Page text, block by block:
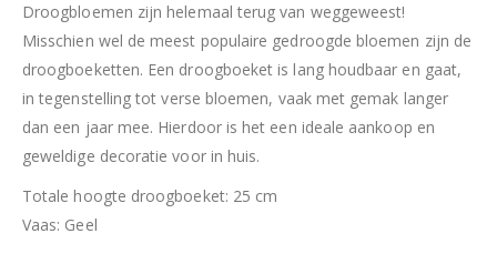
Droogbloemen zijn helemaal terug van weggeweest!
Misschien wel de meest populaire gedroogde bloemen zijn de
droogboeketten. Een droogboeket is lang houdbaar en gaat,
in tegenstelling tot verse bloemen, vaak met gemak langer
dan een jaar mee. Hierdoor is het een ideale aankoop en
geweldige decoratie voor in huis.
Totale hoogte droogboeket: 25 cm
Vaas: Geel